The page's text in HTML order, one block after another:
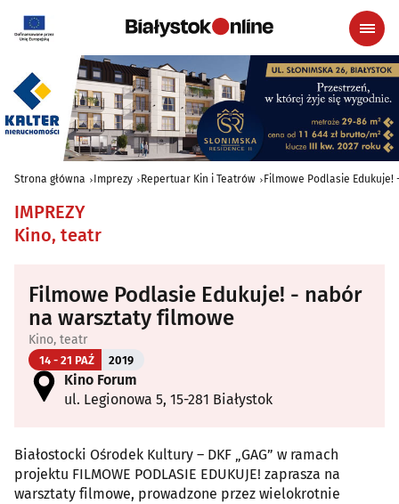
Strona główna Imprezy Repertuar Kin i Teatrów Filmowe Podlasie
IMPREZY
Kino, teatr
Filmowe Podlasie Edukuje! - nabór
na warsztaty filmowe
Kino, teatr
14 - 21 PAŹ 2019
Kino Forum
ul. Legionowa 5, 15-281 Białystok
Białostocki Ośrodek Kultury – DKF „GAG” w ramach
projektu FILMOWE PODLASIE EDUKUJE! zaprasza na
warsztaty filmowe, prowadzone przez wielokrotnie